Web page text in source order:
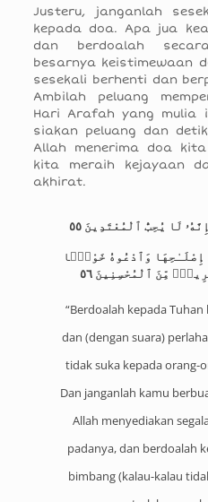
Justeru, janganlah
kepada doa. Apa jua
dan berdoalah
besarnya keistimewaan
sesekali berhenti dan
Ambilah peluang
Hari Arafah yang mulia
siakan peluang dan
Allah menerima doa
kita meraih kejayaan
akhirat.
لَا يُحِبُّ ٱلْمُعْتَدِينَ ٥٥
إِصْلَـٰحِهَا وَٱدْعُوهُ خَوْفًۭا
مِّنَ ٱلْمُحْسِنِينَ ٥٦
“Berdoalah kepada
dan (dengan suara)
tidak suka kepada orang-
Dan janganlah kamu
Allah menyediakan
padanya, dan berdoalah
bimbang (kalau-kalau